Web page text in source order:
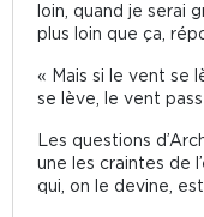
loin, quand je serai
plus loin que ça,
« Mais si le vent se
se lève, le vent
Les questions
une les craintes de
qui, on le devine,